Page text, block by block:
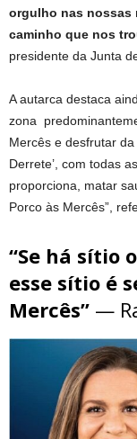
orgulho nas nossas
caminho que nos
presidente da Junta
A autarca destaca
zona
Mercês e desfrutar
Derrete’, com todas
proporciona, matar
Porco às Mercês”,
“Se há sítio
esse sítio é
Mercês” —